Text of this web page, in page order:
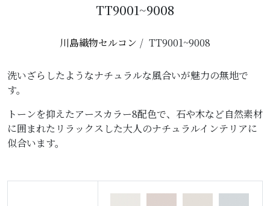
TT9001~9008
川島織物セルコン TT9001~9008
洗いざらしたようなナチュラルな風合いが魅力の無地で
す。
トーンを抑えたアースカラー8配色で、石や木など自然素材
に囲まれたリラックスした大人のナチュラルインテリアに
似合います。